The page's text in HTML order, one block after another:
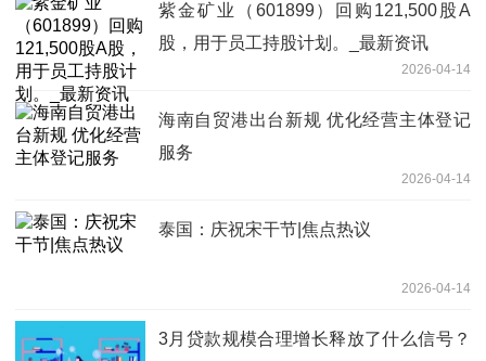
紫金矿业（601899）回购121,500股A
股，用于员工持股计划。_最新资讯
2026-04-14
海南自贸港出台新规 优化经营主体登记
服务
2026-04-14
泰国：庆祝宋干节|焦点热议
2026-04-14
3月贷款规模合理增长释放了什么信号？